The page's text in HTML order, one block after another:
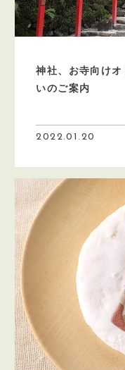
神社、お寺向け
いのご案内
2022.01.20